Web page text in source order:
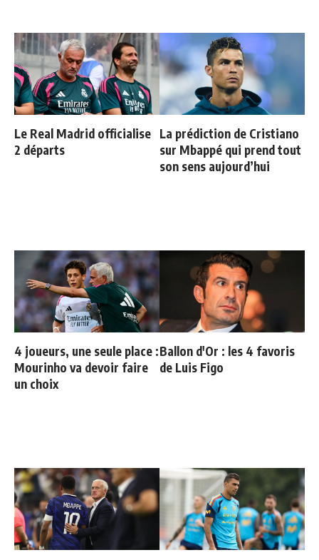
Le Real Madrid officialise
2 départs
La prédiction de Cristiano
sur Mbappé qui prend tout
son sens aujourd’hui
4 joueurs, une seule place :
Mourinho va devoir faire
un choix
Ballon d'Or : les 4 favoris
de Luis Figo